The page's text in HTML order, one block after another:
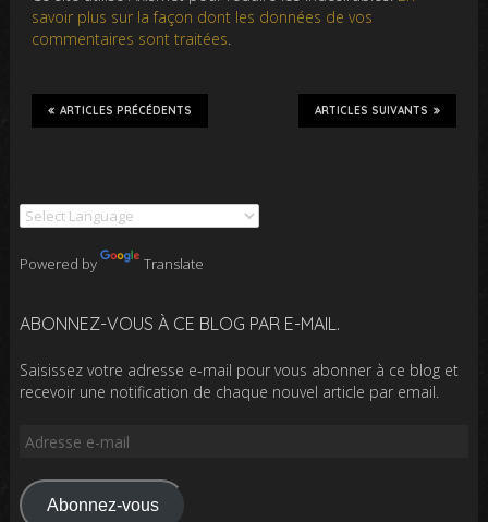
savoir plus sur la façon dont les données de vos
commentaires sont traitées.
ARTICLES SUIVANTS
ARTICLES PRÉCÉDENTS
Powered by Translate
ABONNEZ-VOUS À CE BLOG PAR E-MAIL.
Saisissez votre adresse e-mail pour vous abonner à ce blog et
recevoir une notification de chaque nouvel article par email.
Adresse
mail
Abonnez-vous